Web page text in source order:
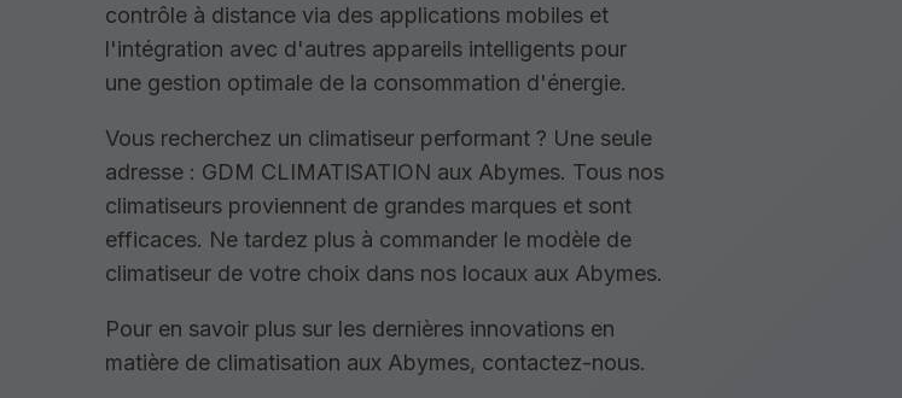
contrôle à distance via des applications mobiles et
l'intégration avec d'autres appareils intelligents pour
une gestion optimale de la consommation d'énergie.
Vous recherchez un climatiseur performant ? Une seule
adresse : GDM CLIMATISATION aux Abymes. Tous nos
climatiseurs proviennent de grandes marques et sont
efficaces. Ne tardez plus à commander le modèle de
climatiseur de votre choix dans nos locaux aux Abymes.
Pour en savoir plus sur les dernières innovations en
matière de climatisation aux Abymes, contactez-nous.